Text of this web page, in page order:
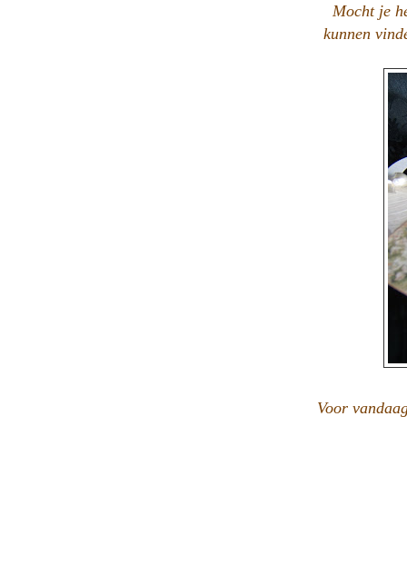
Mocht je
kunnen
Voor